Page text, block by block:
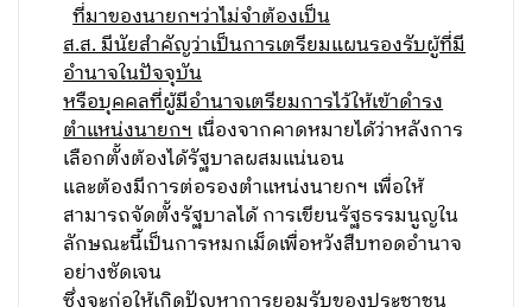
ที่มาของนายกฯว่าไม่จำต้องเป็น
ส.ส. มีนัยสำคัญว่าเป็นการเตรียมแผนรองรับผู้ที่มี
อำนาจในปัจจุบัน
หรือบุคคลที่ผู้มีอำนาจเตรียมการไว้ให้เข้าดำรง
ตำแหน่งนายกฯเนื่องจากคาดหมายได้ว่าหลังการ
เลือกตั้งต้องได้รัฐบาลผสมแน่นอน
และต้องมีการต่อรองตำแหน่งนายกฯ เพื่อให้
สามารถจัดตั้งรัฐบาลได้ การเขียนรัฐธรรมนูญใน
ลักษณะนี้เป็นการหมกเม็ดเพื่อหวังสืบทอดอำนาจ
อย่างชัดเจน